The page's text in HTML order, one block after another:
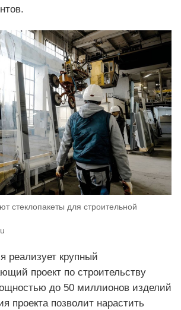
стеклопакеты для строительной
реализует крупный
проект по строительству
до 50 миллионов изделий
проекта позволит нарастить